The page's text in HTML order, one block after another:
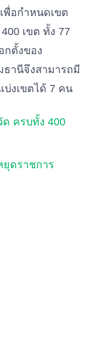
เพื่อกำหนดเขต
เขต ทั้ง 77
กตั้งของ
ธานีจึงสามารถมี
งเขตได้ 7 คน
ด ครบทั้ง 400
ดราชการ